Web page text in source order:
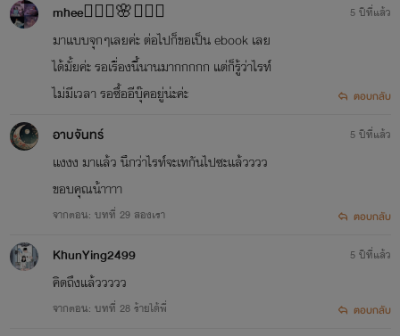
mhee🧚🏼‍♀️🌸🧚🏼‍♀️
มาแบบจุกๆเลยค่ะ ต่อไปก็ขอเป็น ebook เลย
ได้มั้ยค่ะ รอเรื่องนี้นานมากกกกก แต่ก็รู้ว่าไรท์
ไม่มีเวลา รอซื้ออีบุ๊คอยู่น่ะค่ะ
5 ปีที่แล้ว
ตอบกลับ
อาบจันทร์
แงงง มาเเล้ว นึกว่าไรท์จะเทกันไปซะเเล้วววว
ขอบคุณน้าาาา
จากตอน: บทที่ 29 สองเรา
5 ปีที่แล้ว
ตอบกลับ
KhunYing2499
คิดถึงแล้ววววว
จากตอน: บทที่ 28 ร้ายได้พี่
5 ปีที่แล้ว
ตอบกลับ